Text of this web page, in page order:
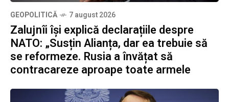
GEOPOLITICĂ 7 august 2026
Zalujnîi își explică declarațiile despre
NATO: „Susțin Alianța, dar ea trebuie să
se reformeze. Rusia a învățat să
contracareze aproape toate armele